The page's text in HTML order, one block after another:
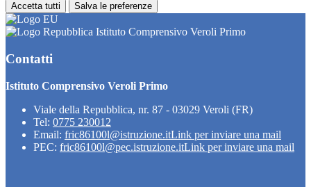
Accetta tutti Salva le preferenze
Istituto Comprensivo Veroli Primo
Contatti
Istituto Comprensivo Veroli Primo
Viale della Repubblica, nr. 87 - 03029 Veroli (FR)
Tel: 0775 230012
Email: fric86100l@istruzione.itLink per inviare una mail
PEC: fric86100l@pec.istruzione.itLink per inviare una mail